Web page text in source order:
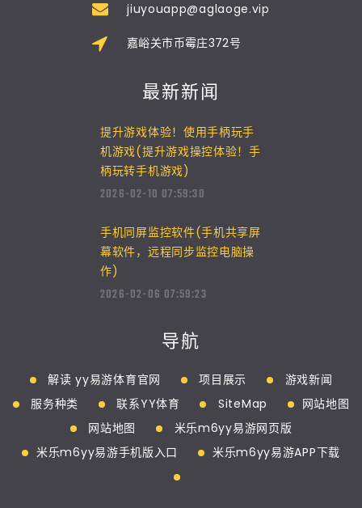
jiuyouapp@aglaoge.vip
嘉峪关市币霉庄372号
最新新闻
提升游戏体验！使用手柄玩手
机游戏(提升游戏操控体验！手
柄玩转手机游戏)
2026-02-10 07:59:30
手机同屏监控软件(手机共享屏
幕软件，远程同步监控电脑操
作)
2026-02-06 07:59:23
导航
解读 yy易游体育官网 项目展示
游戏新闻
服务种类
联系YY体育 SiteMap
网站地图
网站地图
米乐m6yy易游网页版
米乐m6yy易游手机版入口
米乐m6yy易游APP下载